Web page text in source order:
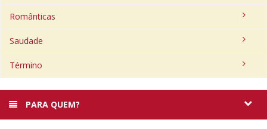
Românticas
Saudade
Término
PARA QUEM?